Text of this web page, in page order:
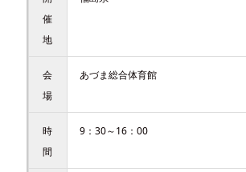
催
地
会
場
あづま総合体育館
時
間
9：30～16：00